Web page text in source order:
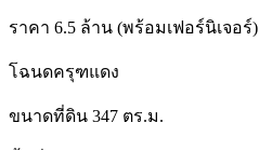
ราคา 6.5 ล้าน (พร้อมเฟอร์นิเจอร์)
โฉนดครุฑแดง
ขนาดที่ดิน 347 ตร.ม.